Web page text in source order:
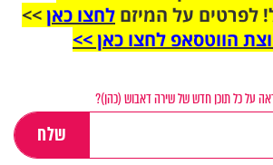
לפרטים על המיזם לחצו כאן>>
הווטסאפ לחצו כאן >>
על כל תוכן חדש של שירה דאבוש (כהן)?